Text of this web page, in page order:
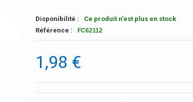
Disponibilité :
Ce produit n'est plus en stock
Référence :
FC62112
1,98 €